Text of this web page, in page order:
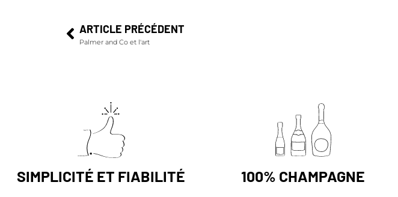
ARTICLE PRÉCÉDENT
Palmer and Co et l'art
SIMPLICITÉ ET FIABILITÉ 100% CHAMPAGNE